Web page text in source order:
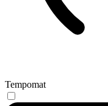
Tempomat